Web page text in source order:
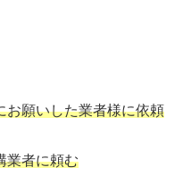
お願いした業者様に依頼
業者に頼む